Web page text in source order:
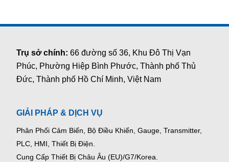
Trụ sở chính:66 đường số 36, Khu Đô Thị Vạn
Phúc, Phường Hiệp Bình Phước, Thành phố Thủ
Đức, Thành phố Hồ Chí Minh, Việt Nam
GIẢI PHÁP & DỊCH VỤ
Phân Phối Cảm Biến, Bộ Điều Khiển, Gauge, Transmitter,
PLC, HMI, Thiết Bị Điện.
Cung Cấp Thiết Bị Châu Âu (EU)/G7/Korea.